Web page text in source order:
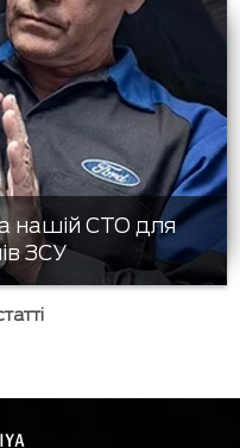
нашій СТО для
ЗСУ